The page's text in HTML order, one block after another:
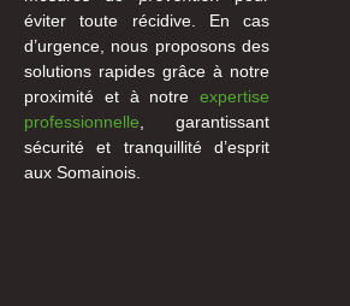
éviter toute récidive. En cas
d’urgence, nous proposons des
solutions rapides grâce à notre
proximité et à notre expertise
professionnelle , garantissant
sécurité et tranquillité d’esprit
aux Somainois.